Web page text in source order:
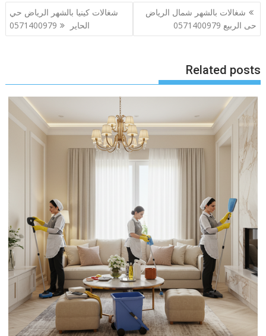
تصفّح
المقالات
شغالات بالشهر شمال الرياض
حى الربيع 0571400979
شغالات كينيا بالشهر الرياض حي
الحاير 0571400979
Related posts